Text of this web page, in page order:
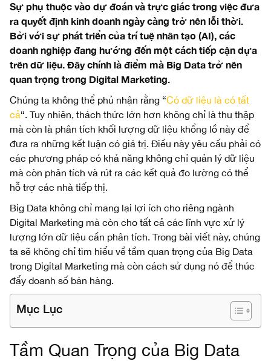
Sự phụ thuộc vào dự đoán và trực giác trong việc đưa
ra quyết định kinh doanh ngày càng trở nên lỗi thời.
Bởi với sự phát triển của trí tuệ nhân tạo (AI), các
doanh nghiệp đang hướng đến một cách tiếp cận dựa
trên dữ liệu. Đây chính là điểm mà Big Data trở nên
quan trọng trong Digital Marketing.
Chúng ta không thể phủ nhận rằng “Có dữ liệu là có tất
cả“. Tuy nhiên, thách thức lớn hơn không chỉ là thu thập
mà còn là phân tích khối lượng dữ liệu khổng lồ này để
đưa ra những kết luận có giá trị. Điều này yêu cầu phải có
các phương pháp có khả năng không chỉ quản lý dữ liệu
mà còn phân tích và rút ra các kết quả đo lường có thể
hỗ trợ các nhà tiếp thị.
Big Data không chỉ mang lại lợi ích cho riêng ngành
Digital Marketing mà còn cho tất cả các lĩnh vực xử lý
lượng lớn dữ liệu cần phân tích. Trong bài viết này, chúng
ta sẽ không chỉ tìm hiểu về tầm quan trọng của Big Data
trong Digital Marketing mà còn cách sử dụng nó để thúc
đẩy doanh số bán hàng.
Mục Lục
Tầm Quan Trọng của Big Data